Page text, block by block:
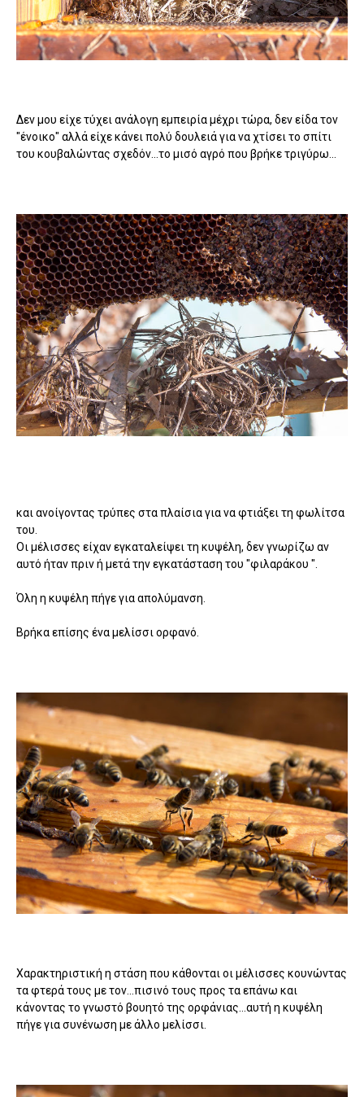
Δεν μου είχε τύχει ανάλογη εμπειρία μέχρι τώρα, δεν είδα τον
"ένοικο" αλλά είχε κάνει πολύ δουλειά για να χτίσει το σπίτι
του κουβαλώντας σχεδόν...το μισό αγρό που βρήκε τριγύρω...
και ανοίγοντας τρύπες στα πλαίσια για να φτιάξει τη φωλίτσα
του.
Οι μέλισσες είχαν εγκαταλείψει τη κυψέλη, δεν γνωρίζω αν
αυτό ήταν πριν ή μετά την εγκατάσταση του "φιλαράκου ".
Όλη η κυψέλη πήγε για απολύμανση.
Βρήκα επίσης ένα μελίσσι ορφανό.
Χαρακτηριστική η στάση που κάθονται οι μέλισσες κουνώντας
τα φτερά τους με τον...πισινό τους προς τα επάνω και
κάνοντας το γνωστό βουητό της ορφάνιας...αυτή η κυψέλη
πήγε για συνένωση με άλλο μελίσσι.